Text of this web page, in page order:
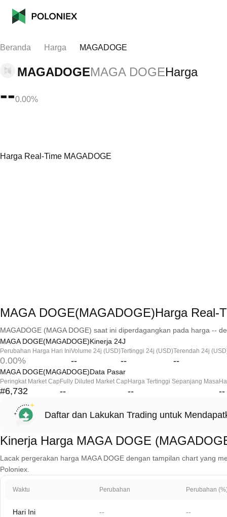
Beranda Harga MAGADOGE
MAGADOGEMAGA DOGEHarga
--0.00%
Harga Real-Time MAGADOGE
MAGA DOGE(MAGADOGE)Harga Real-
MAGADOGE (MAGA DOGE) saat ini diperdagangkan pada harga --
MAGA DOGE(MAGADOGE)Kinerja 24J
Perubahan Harga Hari Ini
0.00%
Volume 24j (USD)
--
Tertinggi 24j (USD)
--
Terendah 24j
--
MAGA DOGE(MAGADOGE)Data Pasar
Peringkat Market Cap
#6,732
Fully Diluted Market Cap
--
Harga Tertinggi Sepanjang Masa
-- --
Daftar dan Lakukan Trading untuk
Kinerja Harga MAGA DOGE
Lacak pergerakan harga MAGA DOGE dengan tampilan chart yang
Poloniex.
Waktu Perubahan Perubahan
Hari Ini -- --